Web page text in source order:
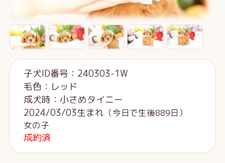
子犬ID番号：240303-1W
毛色：レッド
成犬時：小さめタイニー
2024/03/03生まれ （今日で生後889日）
女の子
成約済